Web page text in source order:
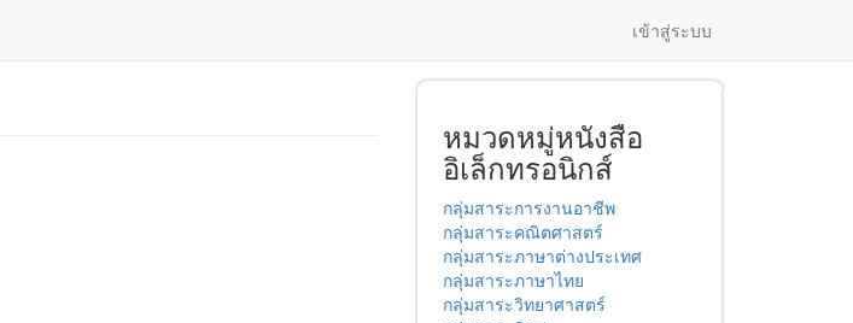
เข้าสู่ระบบ
หมวดหมู่หนังสือ
อิเล็กทรอนิกส์
กลุ่มสาระการงานอาชีพ
กลุ่มสาระคณิตศาสตร์
กลุ่มสาระภาษาต่างประเทศ
กลุ่มสาระภาษาไทย
กลุ่มสาระวิทยาศาสตร์